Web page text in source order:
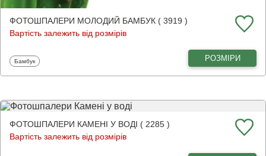
ФОТОШПАЛЕРИ МОЛОДИЙ БАМБУК ( 3919 )
Вартість залежить від розмірів
Фотошпалери
Бамбук РОЗМІРИ
ФОТОШПАЛЕРИ КАМЕНІ У ВОДІ ( 2285 )
Вартість залежить від розмірів